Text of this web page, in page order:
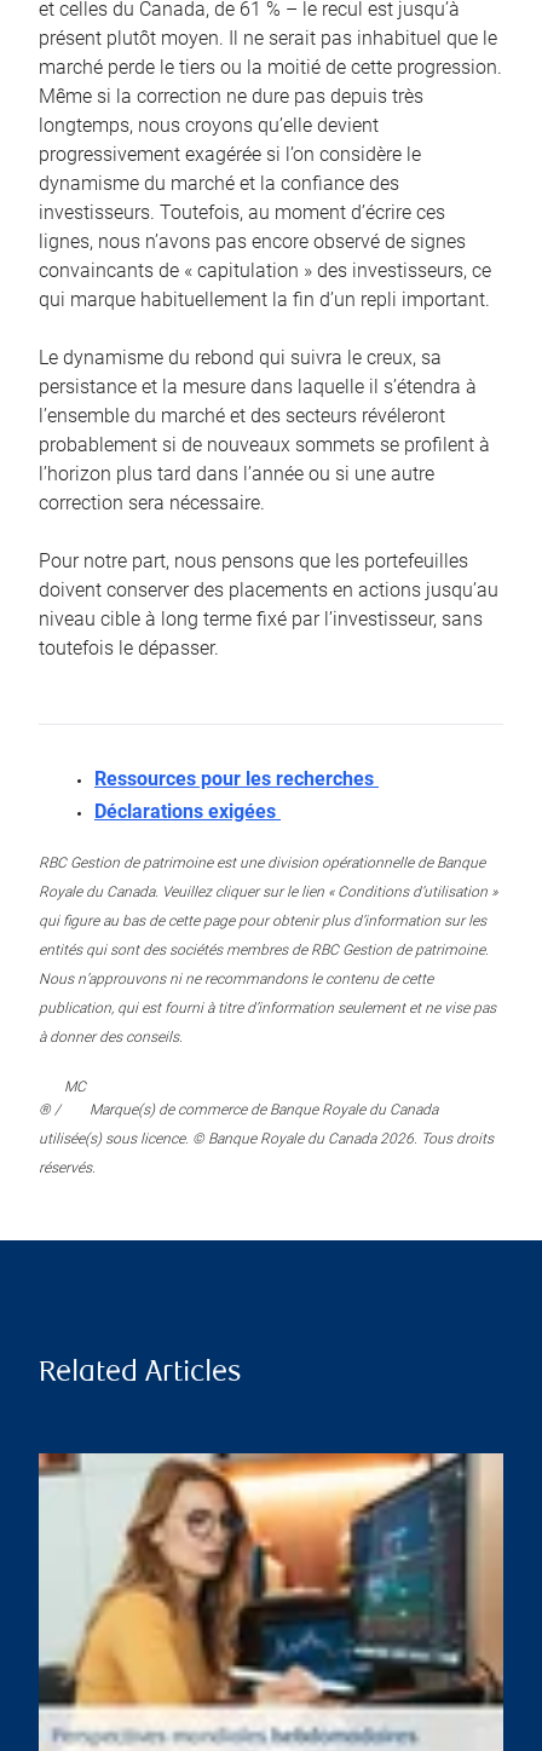
et celles du Canada, de 61 % – le recul est jusqu’à
présent plutôt moyen. Il ne serait pas inhabituel que le
marché perde le tiers ou la moitié de cette progression.
Même si la correction ne dure pas depuis très
longtemps, nous croyons qu’elle devient
progressivement exagérée si l’on considère le
dynamisme du marché et la confiance des
investisseurs. Toutefois, au moment d’écrire ces
lignes, nous n’avons pas encore observé de signes
convaincants de « capitulation » des investisseurs, ce
qui marque habituellement la fin d’un repli important.
Le dynamisme du rebond qui suivra le creux, sa
persistance et la mesure dans laquelle il s’étendra à
l’ensemble du marché et des secteurs révéleront
probablement si de nouveaux sommets se profilent à
l’horizon plus tard dans l’année ou si une autre
correction sera nécessaire.
Pour notre part, nous pensons que les portefeuilles
doivent conserver des placements en actions jusqu’au
niveau cible à long terme fixé par l’investisseur, sans
toutefois le dépasser.
Ressources pour les recherches
Déclarations exigées
RBC Gestion de patrimoine est une division opérationnelle de Banque
Royale du Canada. Veuillez cliquer sur le lien « Conditions d’utilisation »
qui figure au bas de cette page pour obtenir plus d’information sur les
entités qui sont des sociétés membres de RBC Gestion de patrimoine.
Nous n’approuvons ni ne recommandons le contenu de cette
publication, qui est fourni à titre d’information seulement et ne vise pas
à donner des conseils.
® /
MC
Marque(s) de commerce de Banque Royale du Canada
utilisée(s) sous licence. © Banque Royale du Canada 2026. Tous droits
réservés.
Related Articles